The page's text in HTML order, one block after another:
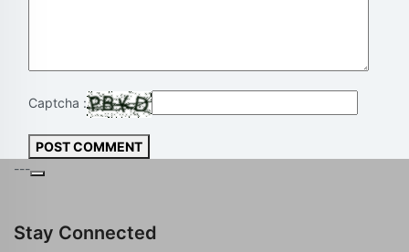
Captcha :
POST COMMENT
---
Stay Connected